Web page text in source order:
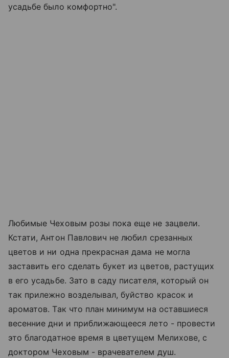
усадьбе было комфортно".
Любимые Чеховым розы пока еще не зацвели.
Кстати, Антон Павлович не любил срезанных
цветов и ни одна прекрасная дама не могла
заставить его сделать букет из цветов, растущих
в его усадьбе. Зато в саду писателя, который он
так прилежно возделывал, буйство красок и
ароматов. Так что план минимум на оставшиеся
весенние дни и приближающееся лето - провести
это благодатное время в цветущем Мелихове, с
доктором Чеховым - врачевателем душ.